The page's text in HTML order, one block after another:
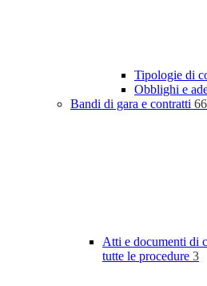
Tipologie di
Obblighi e
Bandi di gara e contratti
Atti e documenti di
tutte le procedure 3